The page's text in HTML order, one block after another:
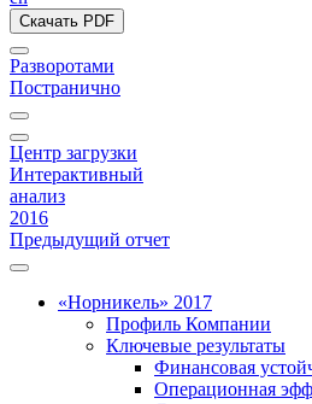
Скачать PDF
Разворотами
Постранично
Центр загрузки
Интерактивный
анализ
2016
Предыдущий отчет
«Норникель» 2017
Профиль Компании
Ключевые результаты
Финансовая
Операционная